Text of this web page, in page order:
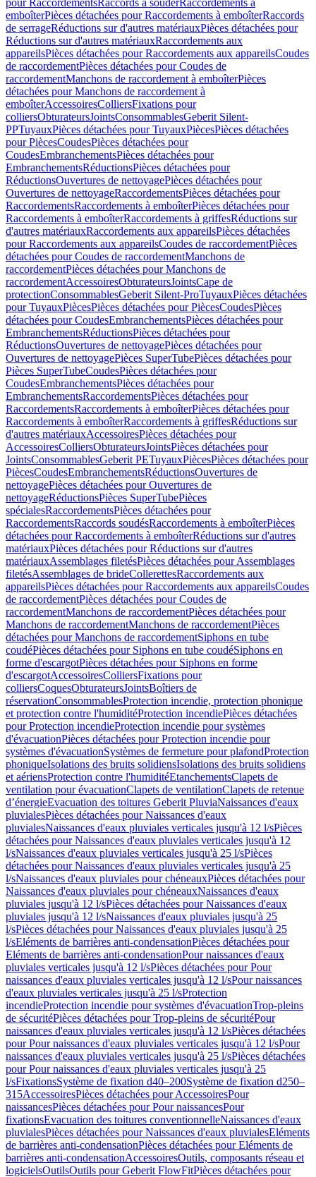
pour RaccordementsRaccords à souderRaccordements à
emboîterPièces détachées pour Raccordements à emboîterRaccords
de serrageRéductions sur d'autres matériauxPièces détachées pour
Réductions sur d'autres matériauxRaccordements aux
appareilsPièces détachées pour Raccordements aux appareilsCoudes
de raccordementPièces détachées pour Coudes de
raccordementManchons de raccordement à emboîterPièces
détachées pour Manchons de raccordement à
emboîterAccessoiresColliersFixations pour
colliersObturateursJointsConsommablesGeberit Silent-
PPTuyauxPièces détachées pour TuyauxPiècesPièces détachées
pour PiècesCoudesPièces détachées pour
CoudesEmbranchementsPièces détachées pour
EmbranchementsRéductionsPièces détachées pour
RéductionsOuvertures de nettoyagePièces détachées pour
Ouvertures de nettoyageRaccordementsPièces détachées pour
RaccordementsRaccordements à emboîterPièces détachées pour
Raccordements à emboîterRaccordements à griffesRéductions sur
d'autres matériauxRaccordements aux appareilsPièces détachées
pour Raccordements aux appareilsCoudes de raccordementPièces
détachées pour Coudes de raccordementManchons de
raccordementPièces détachées pour Manchons de
raccordementAccessoiresObturateursJointsCape de
protectionConsommablesGeberit Silent-ProTuyauxPièces détachées
pour TuyauxPiècesPièces détachées pour PiècesCoudesPièces
détachées pour CoudesEmbranchementsPièces détachées pour
EmbranchementsRéductionsPièces détachées pour
RéductionsOuvertures de nettoyagePièces détachées pour
Ouvertures de nettoyagePièces SuperTubePièces détachées pour
Pièces SuperTubeCoudesPièces détachées pour
CoudesEmbranchementsPièces détachées pour
EmbranchementsRaccordementsPièces détachées pour
RaccordementsRaccordements à emboîterPièces détachées pour
Raccordements à emboîterRaccordements à griffesRéductions sur
d'autres matériauxAccessoiresPièces détachées pour
AccessoiresColliersObturateursJointsPièces détachées pour
JointsConsommablesGeberit PETuyauxPiècesPièces détachées pour
PiècesCoudesEmbranchementsRéductionsOuvertures de
nettoyagePièces détachées pour Ouvertures de
nettoyageRéductionsPièces SuperTubePièces
spécialesRaccordementsPièces détachées pour
RaccordementsRaccords soudésRaccordements à emboîterPièces
détachées pour Raccordements à emboîterRéductions sur d'autres
matériauxPièces détachées pour Réductions sur d'autres
matériauxAssemblages filetésPièces détachées pour Assemblages
filetésAssemblages de brideCollerettesRaccordements aux
appareilsPièces détachées pour Raccordements aux appareilsCoudes
de raccordementPièces détachées pour Coudes de
raccordementManchons de raccordementPièces détachées pour
Manchons de raccordementManchons de raccordementPièces
détachées pour Manchons de raccordementSiphons en tube
coudéPièces détachées pour Siphons en tube coudéSiphons en
forme d'escargotPièces détachées pour Siphons en forme
d'escargotAccessoiresColliersFixations pour
colliersCoquesObturateursJointsBoîtiers de
réservationConsommablesProtection incendie, protection phonique
et protection contre l'humiditéProtection incendiePièces détachées
pour Protection incendieProtection incendie pour systèmes
d'évacuationPièces détachées pour Protection incendie pour
systèmes d'évacuationSystèmes de fermeture pour plafondProtection
phoniqueIsolations des bruits solidiensIsolations des bruits solidiens
et aériensProtection contre l'humiditéEtanchementsClapets de
ventilation pour évacuationClapets de ventilationClapets de retenue
d’énergieEvacuation des toitures Geberit PluviaNaissances d'eaux
pluvialesPièces détachées pour Naissances d'eaux
pluvialesNaissances d'eaux pluviales verticales jusqu'à 12 l/sPièces
détachées pour Naissances d'eaux pluviales verticales jusqu'à 12
l/sNaissances d'eaux pluviales verticales jusqu'à 25 l/sPièces
détachées pour Naissances d'eaux pluviales verticales jusqu'à 25
l/sNaissances d'eaux pluviales pour chéneauxPièces détachées pour
Naissances d'eaux pluviales pour chéneauxNaissances d'eaux
pluviales jusqu'à 12 l/sPièces détachées pour Naissances d'eaux
pluviales jusqu'à 12 l/sNaissances d'eaux pluviales jusqu'à 25
l/sPièces détachées pour Naissances d'eaux pluviales jusqu'à 25
l/sEléments de barrières anti-condensationPièces détachées pour
Eléments de barrières anti-condensationPour naissances d'eaux
pluviales verticales jusqu'à 12 l/sPièces détachées pour Pour
naissances d'eaux pluviales verticales jusqu'à 12 l/sPour naissances
d'eaux pluviales verticales jusqu'à 25 l/sProtection
incendieProtection incendie pour systèmes d'évacuationTrop-pleins
de sécuritéPièces détachées pour Trop-pleins de sécuritéPour
naissances d'eaux pluviales verticales jusqu'à 12 l/sPièces détachées
pour Pour naissances d'eaux pluviales verticales jusqu'à 12 l/sPour
naissances d'eaux pluviales verticales jusqu'à 25 l/sPièces détachées
pour Pour naissances d'eaux pluviales verticales jusqu'à 25
l/sFixationsSystème de fixation d40–200Système de fixation d250–
315AccessoiresPièces détachées pour AccessoiresPour
naissancesPièces détachées pour Pour naissancesPour
fixationsEvacuation des toitures conventionnelleNaissances d'eaux
pluvialesPièces détachées pour Naissances d'eaux pluvialesEléments
de barrières anti-condensationPièces détachées pour Eléments de
barrières anti-condensationAccessoiresOutils, composants réseau et
logicielsOutilsOutils pour Geberit FlowFitPièces détachées pour